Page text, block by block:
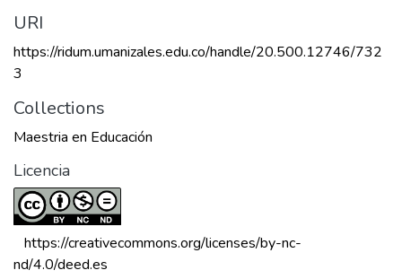
URI
https://ridum.umanizales.edu.co/handle/20.500.12746/732
3
Collections
Maestria en Educación
Licencia
https://creativecommons.org/licenses/by-nc-
nd/4.0/deed.es